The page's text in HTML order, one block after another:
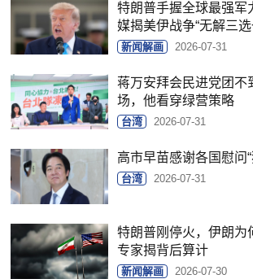
特朗普手握全球最强军
媒揭美伊战争“无解三选
新闻解画 2026-07-31
蒋万安拜会民进党团不
场，他看穿绿营策略
台湾 2026-07-31
高市早苗感谢各国慰问
台湾 2026-07-31
特朗普刚停火，伊朗为
专家揭背后算计
新闻解画 2026-07-30